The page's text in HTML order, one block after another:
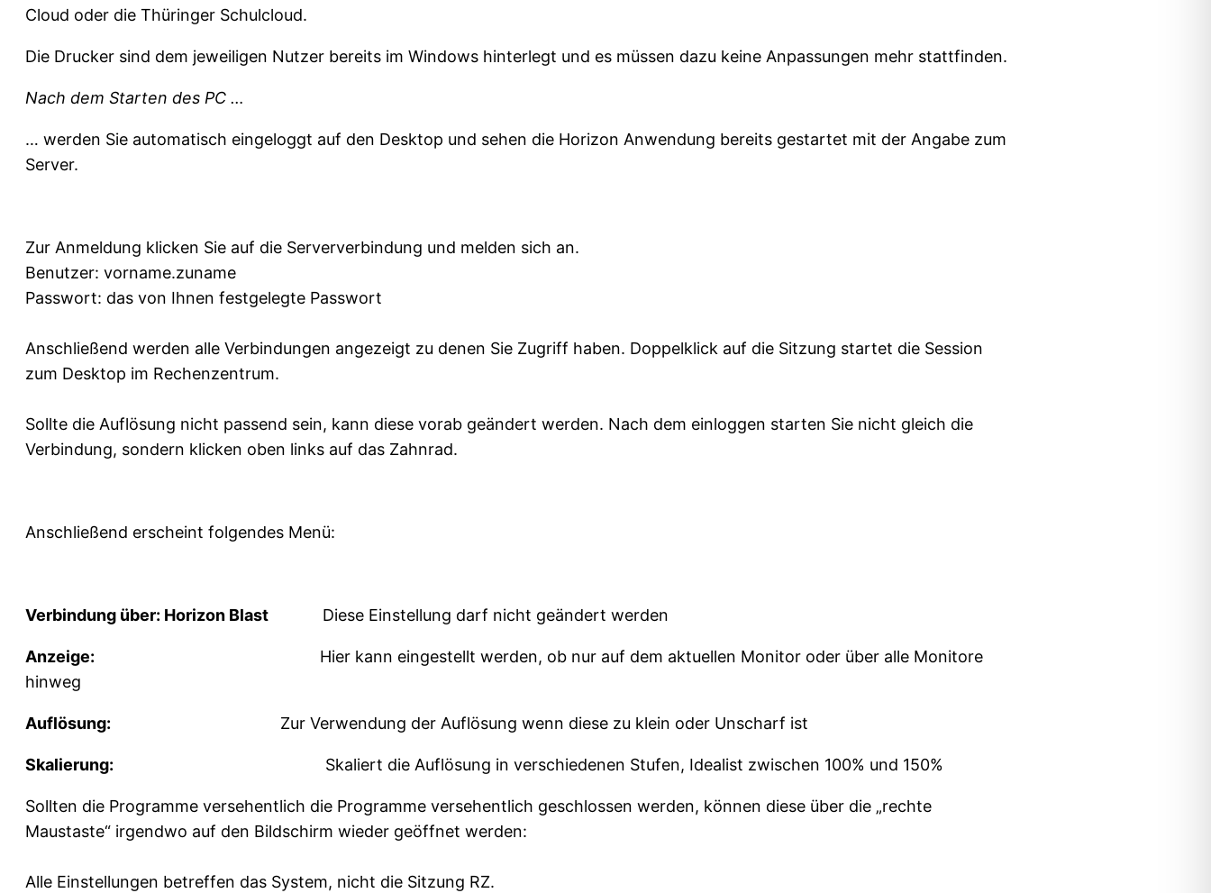
Cloud oder die Thüringer Schulcloud.
Die Drucker sind dem jeweiligen Nutzer bereits im Windows hinterlegt und es müssen dazu keine Anpassungen mehr stattfinden.
Nach dem Starten des PC …
… werden Sie automatisch eingeloggt auf den Desktop und sehen die Horizon Anwendung bereits gestartet mit der Angabe zum
Server.
Zur Anmeldung klicken Sie auf die Serververbindung und melden sich an.
Benutzer: vorname.zuname
Passwort: das von Ihnen festgelegte Passwort
Anschließend werden alle Verbindungen angezeigt zu denen Sie Zugriff haben. Doppelklick auf die Sitzung startet die Session
zum Desktop im Rechenzentrum.
Sollte die Auflösung nicht passend sein, kann diese vorab geändert werden. Nach dem einloggen starten Sie nicht gleich die
Verbindung, sondern klicken oben links auf das Zahnrad.
Anschließend erscheint folgendes Menü:
Verbindung über: Horizon Blast Diese Einstellung darf nicht geändert werden
Anzeige: Hier kann eingestellt werden, ob nur auf dem aktuellen Monitor oder über alle Monitore
hinweg
Auflösung: Zur Verwendung der Auflösung wenn diese zu klein oder Unscharf ist
Skalierung: Skaliert die Auflösung in verschiedenen Stufen, Idealist zwischen 100% und 150%
Sollten die Programme versehentlich die Programme versehentlich geschlossen werden, können diese über die „rechte
Maustaste“ irgendwo auf den Bildschirm wieder geöffnet werden:
Alle Einstellungen betreffen das System, nicht die Sitzung RZ.